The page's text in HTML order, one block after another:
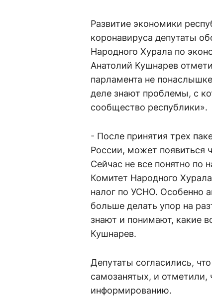
Развитие экономики
коронавируса депутаты
Народного Хурала по
Анатолий Кушнарев
парламента не
деле знают проблемы, с
сообщество республики».
- После принятия трех
России, может появиться
Сейчас не все понятно по
Комитет Народного
налог по УСНО. Особенно
больше делать упор на
знают и понимают, какие
Кушнарев.
Депутаты согласились,
самозанятых, и отметили,
информированию.